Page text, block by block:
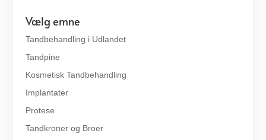
Vælg emne
Tandbehandling i Udlandet
Tandpine
Kosmetisk Tandbehandling
Implantater
Protese
Tandkroner og Broer